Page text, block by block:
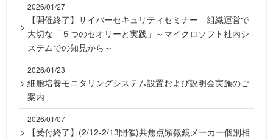
2026/01/27
【開催終了】サイバーセキュリティセミナー 組織運営で
大切な「５つのセオリーと実践」～マイクロソフト社内シ
ステムでの知見から～
2026/01/23
細胞培養モニタリングシステム設置および説明会実施のご
案内
2026/01/07
【受付終了】(2/12-2/13開催)共焦点顕微鏡メーカー個別相